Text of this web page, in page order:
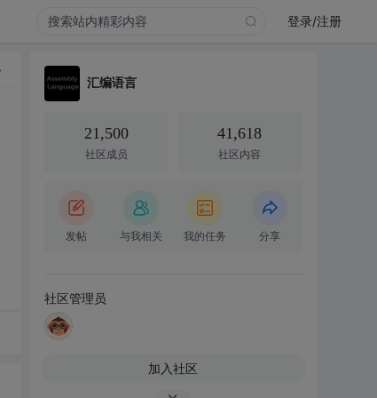
登录/注册
汇编语言
21,500
社区成员
41,618
社区内容
发帖 与我相关 我的任务 分享
社区管理员
加入社区